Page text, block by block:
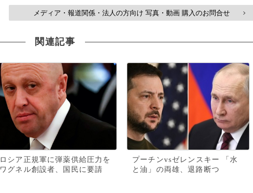
メディア・報道関係・法人の方向け 写真・動画 購入のお問合せ >
関連記事
ロシア正規軍に弾薬供給圧力を
ワグネル創設者、国民に要請
プーチンvsゼレンスキー 「水
と油」の両雄、退路断つ